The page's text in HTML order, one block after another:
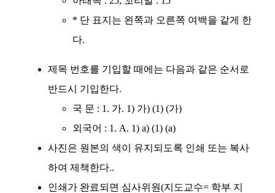
* 단 표지는 왼쪽과 오른쪽 여백을 같게 한
다.
제목 번호를 기입할 때에는 다음과 같은 순서로
반드시 기입한다.
국 문 : 1. 가. 1) 가) (1) (가)
외국어 : 1. A. 1) a) (1) (a)
사진은 원본의 색이 유지되도록 인쇄 또는 복사
하여 제책한다..
인쇄가 완료되면 심사위원(지도교수= 학부 지